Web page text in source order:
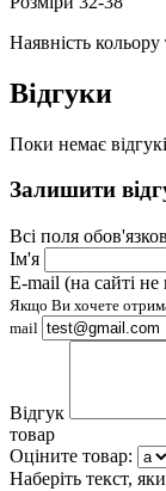
Наявність
Відгуки
Поки немає
Залишити
Всі поля
Ім'я
E-mail (на сайті не
Якщо Ви хочете
mail
Відгук
товар
Оціните товар:
Наберіть текст,